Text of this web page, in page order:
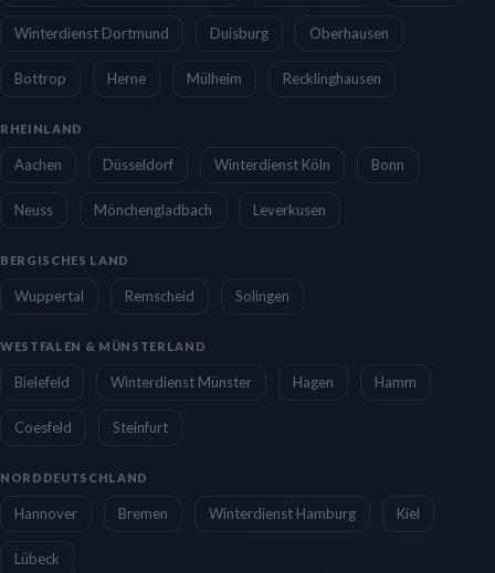
Winterdienst Dortmund Duisburg Oberhausen
Bottrop Herne Mülheim Recklinghausen
RHEINLAND
Aachen Düsseldorf Winterdienst Köln Bonn
Neuss Mönchengladbach Leverkusen
BERGISCHES LAND
Wuppertal Remscheid Solingen
WESTFALEN & MÜNSTERLAND
Bielefeld Winterdienst Münster Hagen Hamm
Coesfeld Steinfurt
NORDDEUTSCHLAND
Hannover Bremen Winterdienst Hamburg Kiel
Lübeck